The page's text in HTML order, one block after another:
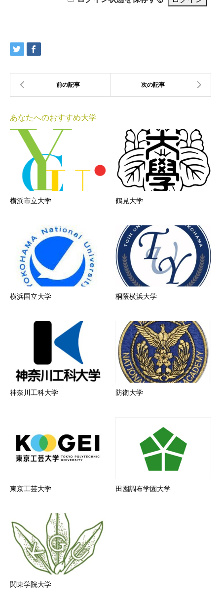
あなたへのおすすめ大学
横浜市立大学 鶴見大学
横浜国立大学 桐蔭横浜大学
神奈川工科大学 防衛大学
東京工芸大学 田園調布学園大学
関東学院大学